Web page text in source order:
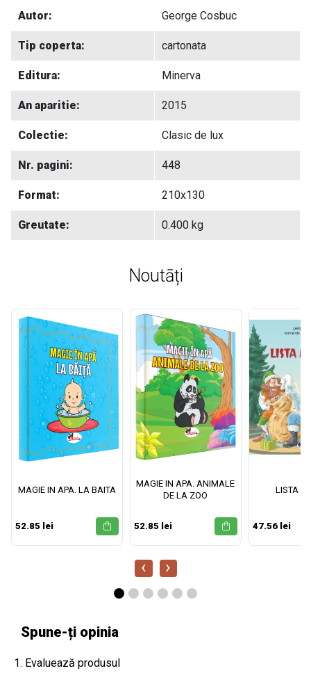
Autor: George Cosbuc
Tip coperta: cartonata
Editura: Minerva
An aparitie: 2015
Colectie: Clasic de lux
Nr. pagini: 448
Format: 210x130
Greutate: 0.400 kg
Noutāți
MAGIE IN APA. LA BAITA
52.85 lei
MAGIE IN APA. ANIMALE
DE LA ZOO
52.85 lei
LISTA
47.56 lei
‹ ›
Spune-ți opinia
1. Evaluează produsul